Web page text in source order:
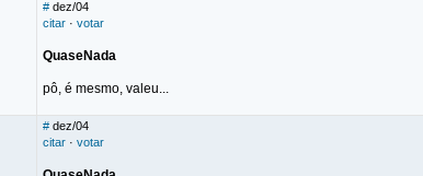
# dez/04
citar · votar
QuaseNada
pô, é mesmo, valeu...
# dez/04
citar · votar